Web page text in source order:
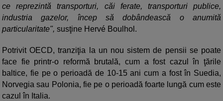
ce reprezintă transporturi, căi ferate, transporturi publice,
industria gazelor, încep să dobândească o anumită
particularitate", susţine Hervé Boulhol.
Potrivit OECD, tranziţia la un nou sistem de pensii se poate
face fie printr-o reformă brutală, cum a fost cazul în ţările
baltice, fie pe o perioadă de 10-15 ani cum a fost în Suedia,
Norvegia sau Polonia, fie pe o perioadă foarte lungă cum este
cazul în Italia.